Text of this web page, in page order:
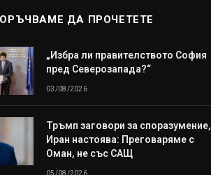
ДА ПРОЧЕТЕТЕ
„Избра ли правителството София
пред Северозапада?“
03/08/2026
Тръмп заговори за споразумение,
Иран настоява: Преговаряме с
Оман, не със САЩ
05/08/2026